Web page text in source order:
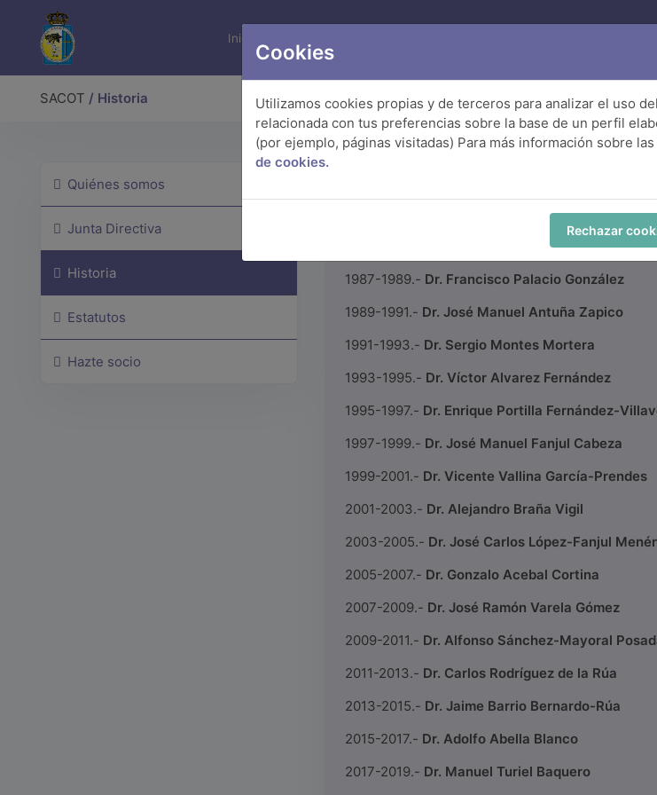
SACOT Inicio
SACOT / Historia
Quiénes somos
Junta Directiva
Historia
Estatutos
Hazte socio
Historia
Presidentes de la SACOT por orden cronológico:
Dr. Vicente Vallina García
1987-1989.- Dr. Francisco Palacio González
1989-1991.- Dr. José Manuel Antuña Zapico
1991-1993.- Dr. Sergio Montes Mortera
1993-1995.- Dr. Víctor Alvarez Fernández
1995-1997.- Dr. Enrique Portilla Fernández-
1997-1999.- Dr. José Manuel Fanjul Cabeza
1999-2001.- Dr. Vicente Vallina García-Prendes
2001-2003.- Dr. Alejandro Braña Vigil
2003-2005.- Dr. José Carlos López-Fanjul
2005-2007.- Dr. Gonzalo Acebal Cortina
2007-2009.- Dr. José Ramón Varela Gómez
2009-2011.- Dr. Alfonso Sánchez-Mayoral
2011-2013.- Dr. Carlos Rodríguez de la Rúa
2013-2015.- Dr. Jaime Barrio Bernardo-Rúa
2015-2017.- Dr. Adolfo Abella Blanco
2017-2019.- Dr. Manuel Turiel Baquero
Cookies
Utilizamos cookies propias y de terceros para analizar el uso
relacionada con tus preferencias sobre la base de un perfil
(por ejemplo, páginas visitadas) Para más información sobre
de cookies.
Rechazar